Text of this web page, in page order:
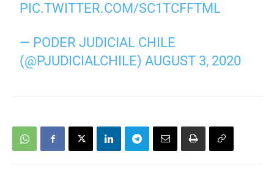
PIC.TWITTER.COM/SC1TCFFTML
— PODER JUDICIAL CHILE
(@PJUDICIALCHILE)AUGUST 3, 2020